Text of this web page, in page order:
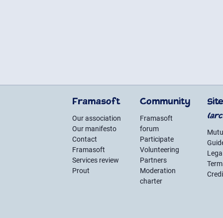
Framasoft
Our association
Our manifesto
Contact
Framasoft
Services review
Prout
Community
Framasoft
forum
Participate
Volunteering
Partners
Moderation
charter
Site